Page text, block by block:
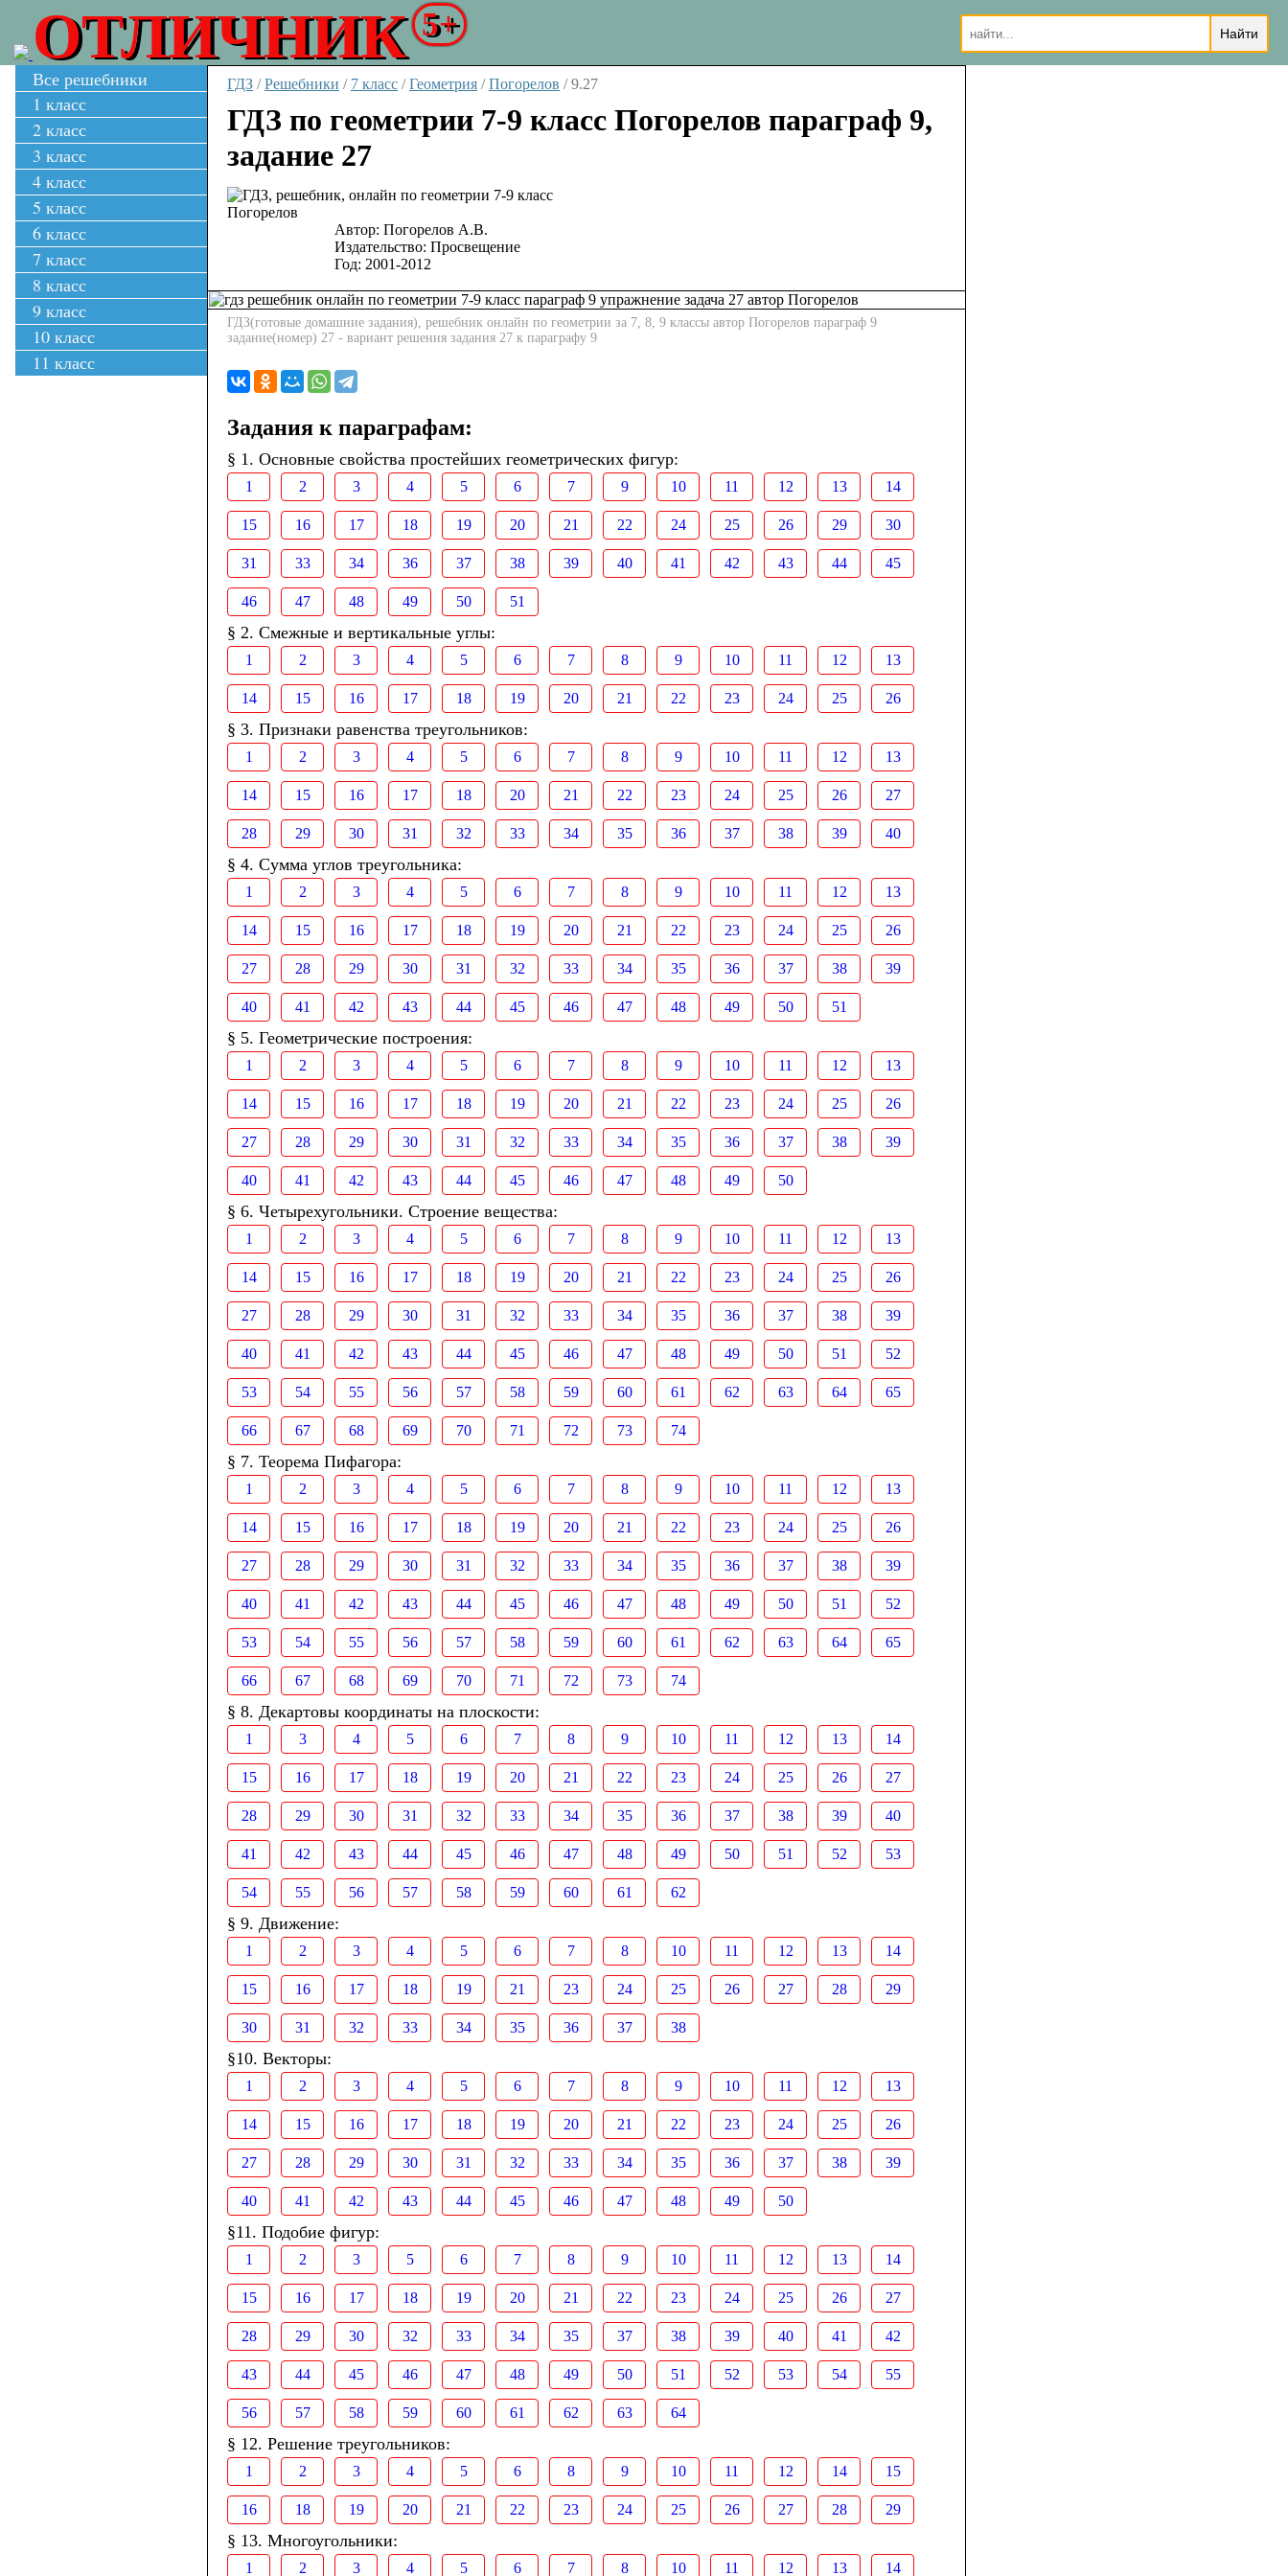
ОТЛИЧНИК 5+
Все решебники
1 класс
2 класс
3 класс
4 класс
5 класс
6 класс
7 класс
8 класс
9 класс
10 класс
11 класс
ГДЗ / Решебники / 7 класс / Геометрия / Погорелов / 9.27
ГДЗ по геометрии 7-9 класс Погорелов параграф 9,
задание 27
Автор: Погорелов А.В.
Издательство: Просвещение
Год: 2001-2012
ГДЗ(готовые домашние задания), решебник онлайн по геометрии за 7, 8, 9 классы автор Погорелов параграф 9
задание(номер) 27 - вариант решения задания 27 к параграфу 9
Задания к параграфам:
§ 1. Основные свойства простейших геометрических фигур:
1 2 3 4 5 6 7 9 10 11 12 13 14
15 16 17 18 19 20 21 22 24 25 26 29 30
31 33 34 36 37 38 39 40 41 42 43 44 45
46 47 48 49 50 51
§ 2. Смежные и вертикальные углы:
1 2 3 4 5 6 7 8 9 10 11 12 13
14 15 16 17 18 19 20 21 22 23 24 25 26
§ 3. Признаки равенства треугольников:
1 2 3 4 5 6 7 8 9 10 11 12 13
14 15 16 17 18 20 21 22 23 24 25 26 27
28 29 30 31 32 33 34 35 36 37 38 39 40
§ 4. Сумма углов треугольника:
1 2 3 4 5 6 7 8 9 10 11 12 13
14 15 16 17 18 19 20 21 22 23 24 25 26
27 28 29 30 31 32 33 34 35 36 37 38 39
40 41 42 43 44 45 46 47 48 49 50 51
§ 5. Геометрические построения:
1 2 3 4 5 6 7 8 9 10 11 12 13
14 15 16 17 18 19 20 21 22 23 24 25 26
27 28 29 30 31 32 33 34 35 36 37 38 39
40 41 42 43 44 45 46 47 48 49 50
§ 6. Четырехугольники. Строение вещества:
1 2 3 4 5 6 7 8 9 10 11 12 13
14 15 16 17 18 19 20 21 22 23 24 25 26
27 28 29 30 31 32 33 34 35 36 37 38 39
40 41 42 43 44 45 46 47 48 49 50 51 52
53 54 55 56 57 58 59 60 61 62 63 64 65
66 67 68 69 70 71 72 73 74
§ 7. Теорема Пифагора:
1 2 3 4 5 6 7 8 9 10 11 12 13
14 15 16 17 18 19 20 21 22 23 24 25 26
27 28 29 30 31 32 33 34 35 36 37 38 39
40 41 42 43 44 45 46 47 48 49 50 51 52
53 54 55 56 57 58 59 60 61 62 63 64 65
66 67 68 69 70 71 72 73 74
§ 8. Декартовы координаты на плоскости:
1 3 4 5 6 7 8 9 10 11 12 13 14
15 16 17 18 19 20 21 22 23 24 25 26 27
28 29 30 31 32 33 34 35 36 37 38 39 40
41 42 43 44 45 46 47 48 49 50 51 52 53
54 55 56 57 58 59 60 61 62
§ 9. Движение:
1 2 3 4 5 6 7 8 10 11 12 13 14
15 16 17 18 19 21 23 24 25 26 27 28 29
30 31 32 33 34 35 36 37 38
§10. Векторы:
1 2 3 4 5 6 7 8 9 10 11 12 13
14 15 16 17 18 19 20 21 22 23 24 25 26
27 28 29 30 31 32 33 34 35 36 37 38 39
40 41 42 43 44 45 46 47 48 49 50
§11. Подобие фигур:
1 2 3 5 6 7 8 9 10 11 12 13 14
15 16 17 18 19 20 21 22 23 24 25 26 27
28 29 30 32 33 34 35 37 38 39 40 41 42
43 44 45 46 47 48 49 50 51 52 53 54 55
56 57 58 59 60 61 62 63 64
§ 12. Решение треугольников:
1 2 3 4 5 6 8 9 10 11 12 14 15
16 18 19 20 21 22 23 24 25 26 27 28 29
§ 13. Многоугольники:
1 2 3 4 5 6 7 8 10 11 12 13 14